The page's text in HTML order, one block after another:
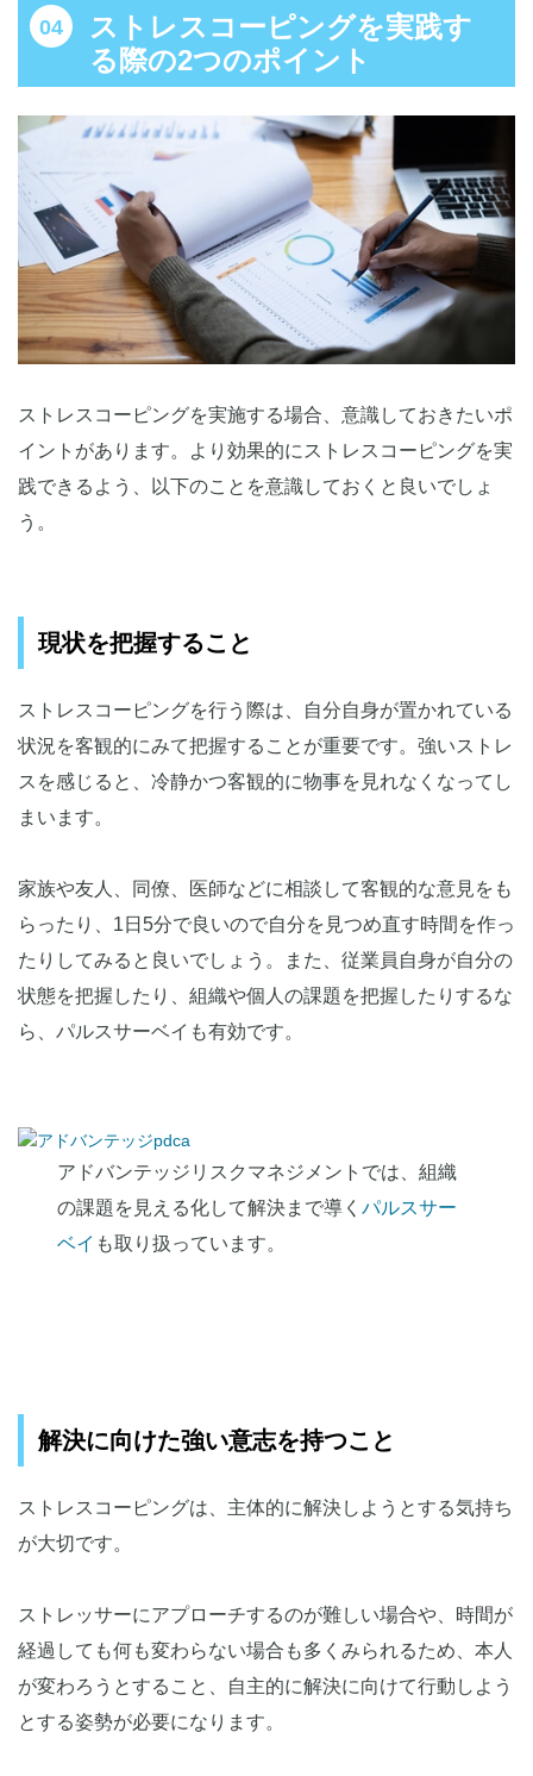
ストレスコーピングを実践す
る際の2つのポイント
ストレスコーピングを実施する場合、意識しておきたいポ
イントがあります。より効果的にストレスコーピングを実
践できるよう、以下のことを意識しておくと良いでしょ
う。
現状を把握すること
ストレスコーピングを行う際は、自分自身が置かれている
状況を客観的にみて把握することが重要です。強いストレ
スを感じると、冷静かつ客観的に物事を見れなくなってし
まいます。
家族や友人、同僚、医師などに相談して客観的な意見をも
らったり、1日5分で良いので自分を見つめ直す時間を作っ
たりしてみると良いでしょう。また、従業員自身が自分の
状態を把握したり、組織や個人の課題を把握したりするな
ら、パルスサーベイも有効です。
アドバンテッジリスクマネジメントでは、組織
の課題を見える化して解決まで導くパルスサー
ベイ も取り扱っています。
解決に向けた強い意志を持つこと
ストレスコーピングは、主体的に解決しようとする気持ち
が大切です。
ストレッサーにアプローチするのが難しい場合や、時間が
経過しても何も変わらない場合も多くみられるため、本人
が変わろうとすること、自主的に解決に向けて行動しよう
とする姿勢が必要になります。